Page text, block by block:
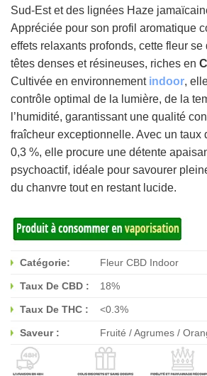
Sud-Est et des lignées Haze
Appréciée pour son profil aromatique
effets relaxants profonds, cette fleur
têtes denses et résineuses, riches en
Cultivée en environnement indoor,
contrôle optimal de la lumière, de la
l’humidité, garantissant une qualité
fraîcheur exceptionnelle. Avec un taux
0,3 %, elle procure une détente
psychoactif, idéale pour savourer
du chanvre tout en restant lucide.
Catégorie: Fleur CBD Indoor
Taux De CBD : 18%
Taux De THC : <0.3%
Saveur : Fruité / Agrumes /